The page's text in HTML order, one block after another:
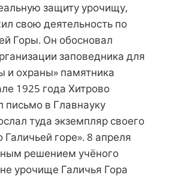
защиту урочищу,
свою деятельность по
Горы. Он обосновал
заповедника для
и охраны» памятника
1925 года Хитрово
письмо в Главнауку
туда экземпляр своего
горе». 8 апреля
решением учёного
урочище Галичья Гора